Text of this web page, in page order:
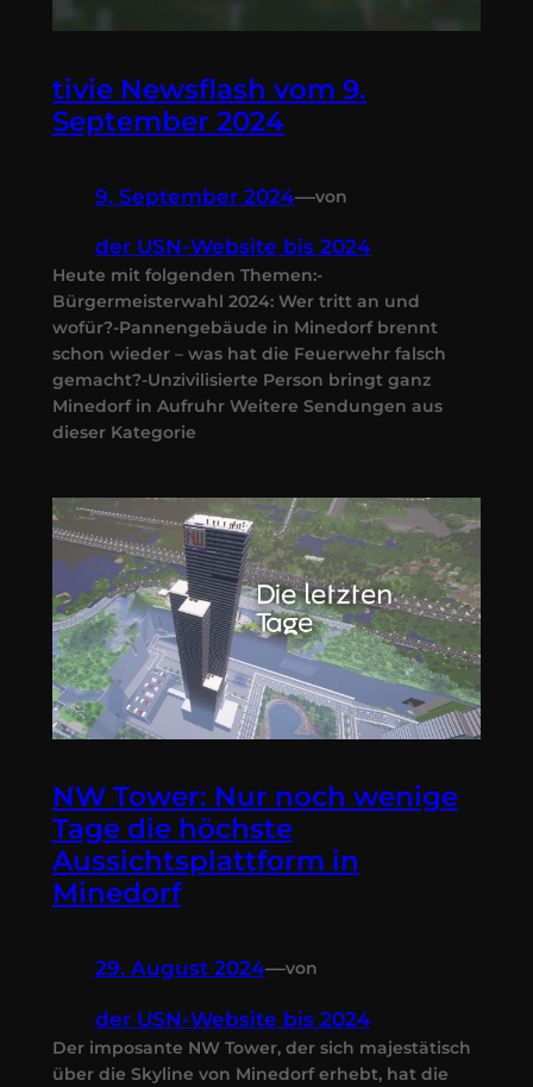
tivie Newsflash vom 9.
September 2024
9. September 2024—von
der USN-Website bis 2024
Heute mit folgenden Themen:-
Bürgermeisterwahl 2024: Wer tritt an und
wofür?-Pannengebäude in Minedorf brennt
schon wieder – was hat die Feuerwehr falsch
gemacht?-Unzivilisierte Person bringt ganz
Minedorf in Aufruhr Weitere Sendungen aus
dieser Kategorie
NW Tower: Nur noch wenige
Tage die höchste
Aussichtsplattform in
Minedorf
29. August 2024—von
der USN-Website bis 2024
Der imposante NW Tower, der sich majestätisch
über die Skyline von Minedorf erhebt, hat die